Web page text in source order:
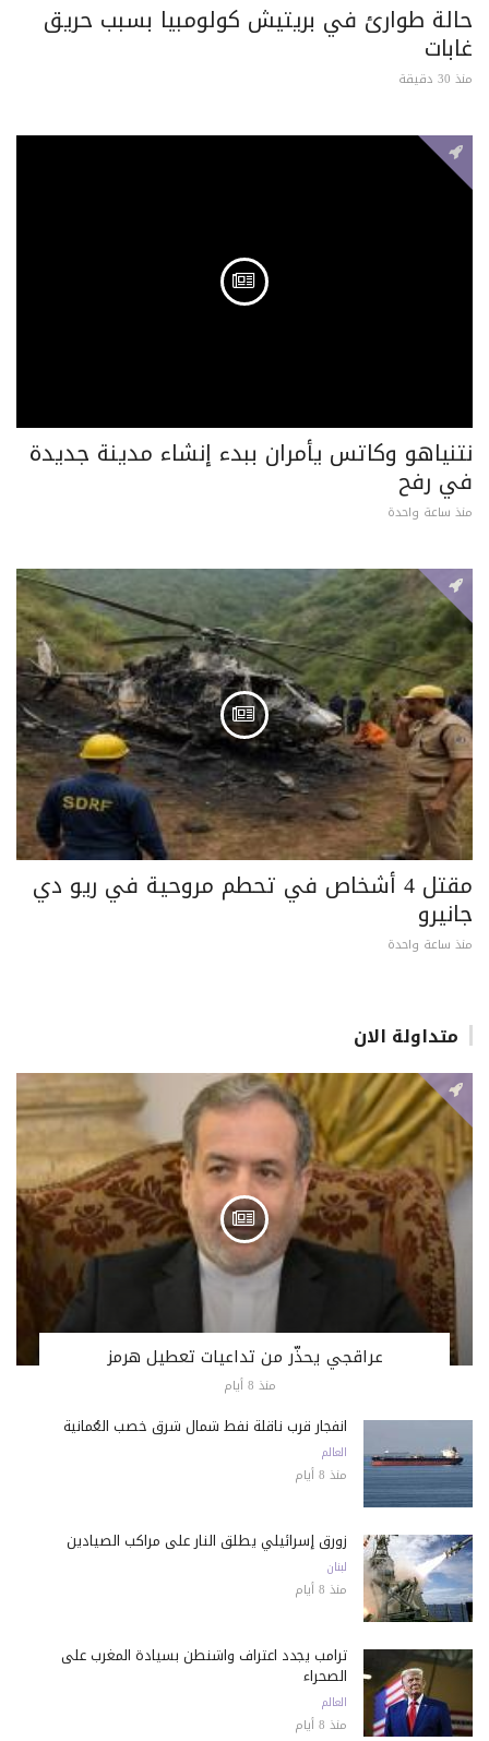
حالة طوارئ في بريتيش كولومبيا بسبب حريق
غابات
منذ 30 دقيقة
نتنياهو وكاتس يأمران ببدء إنشاء مدينة جديدة
في رفح
منذ ساعة واحدة
مقتل 4 أشخاص في تحطم مروحية في ريو دي
جانيرو
منذ ساعة واحدة
متداولة الان
عراقجي يحذّر من تداعيات تعطيل هرمز
منذ 8 أيام
انفجار قرب ناقلة نفط شمال شرق خصب العُمانية
العالم
منذ 8 أيام
زورق إسرائيلي يطلق النار على مراكب الصيادين
لبنان
منذ 8 أيام
ترامب يجدد اعتراف واشنطن بسيادة المغرب على
الصحراء
العالم
منذ 8 أيام